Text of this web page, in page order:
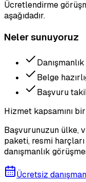
Ücretlendirme
aşağıdadır.
Neler sunuyoruz
Danışmanlık
Belge
Başvuru
Hizmet kapsamını
Başvurunuzun ülke,
paketi, resmi
danışmanlık
Ücretsiz